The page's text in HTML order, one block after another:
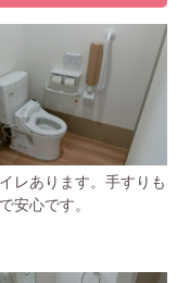
レあります。手すりも
安心です。